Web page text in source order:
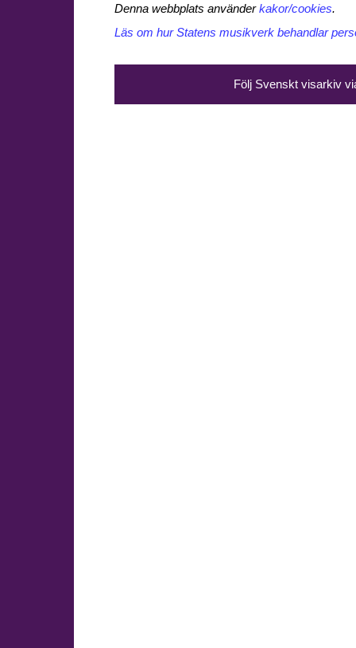
Denna webbplats använderkakor/cookies.
Läs om hur Statens musikverk behandlar
Följ Svenskt visarkiv